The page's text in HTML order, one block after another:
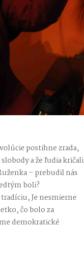
postihne zrada,
a že ľudia kričali
– prebudil nás
boli?
Je nesmierne
čo bolo za
demokratické